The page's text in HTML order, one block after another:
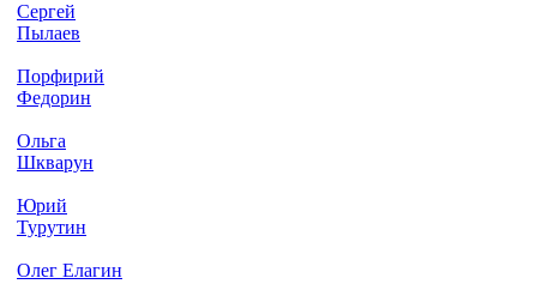
Сергей
Пылаев
Порфирий
Федорин
Ольга
Шкварун
Юрий
Турутин
Олег Елагин